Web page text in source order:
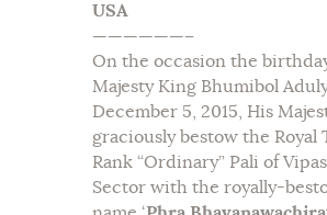
USA
——————–
On the occasion the
Majesty King Bhumibol
December 5, 2015, His
graciously bestow the Royal
Rank “Ordinary” Pali of
Sector with the royally-